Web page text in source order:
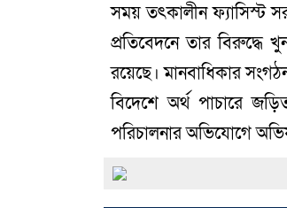
সময় তৎকালীন ফ্যাসিস্ট
প্রতিবেদনে তার বিরুদ্ধে
রয়েছে। মানবাধিকার
বিদেশে অর্থ পাচারে
পরিচালনার অভিযোগে